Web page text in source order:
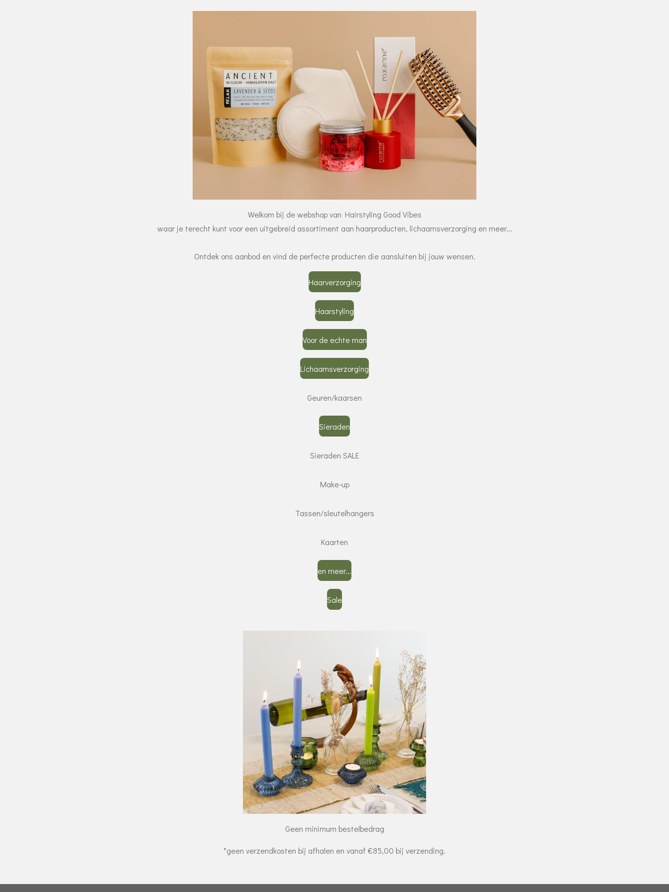
Welkom bij de webshop van Hairstyling Good Vibes
waar je terecht kunt voor een uitgebreid assortiment aan haarproducten, lichaamsverzorging en meer...
Ontdek ons aanbod en vind de perfecte producten die aansluiten bij jouw wensen.
Haarverzorging
Haarstyling
Voor de echte man
Lichaamsverzorging
Geuren/kaarsen
Sieraden
Sieraden SALE
Make-up
Tassen/sleutelhangers
Kaarten
en meer...
Sale
Geen minimum bestelbedrag
*geen verzendkosten bij afhalen en vanaf €85,00 bij verzending.